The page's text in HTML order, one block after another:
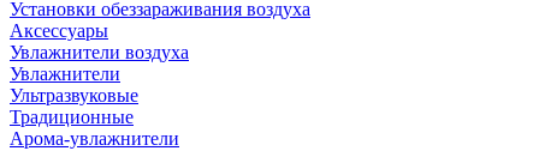
Установки обеззараживания воздуха
Аксессуары
Увлажнители воздуха
Увлажнители
Ультразвуковые
Традиционные
Арома-увлажнители